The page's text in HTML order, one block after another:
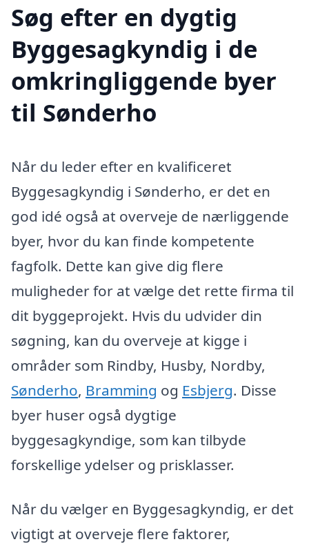
Søg efter en dygtig
Byggesagkyndig i de
omkringliggende byer
til Sønderho
Når du leder efter en kvalificeret
Byggesagkyndig i Sønderho, er det en
god idé også at overveje de nærliggende
byer, hvor du kan finde kompetente
fagfolk. Dette kan give dig flere
muligheder for at vælge det rette firma til
dit byggeprojekt. Hvis du udvider din
søgning, kan du overveje at kigge i
områder som Rindby, Husby, Nordby,
Sønderho, Bramming og Esbjerg. Disse
byer huser også dygtige
byggesagkyndige, som kan tilbyde
forskellige ydelser og prisklasser.
Når du vælger en Byggesagkyndig, er det
vigtigt at overveje flere faktorer,